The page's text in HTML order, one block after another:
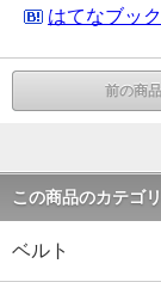
はてなブッ
前の商
この商品のカテゴ
ベルト